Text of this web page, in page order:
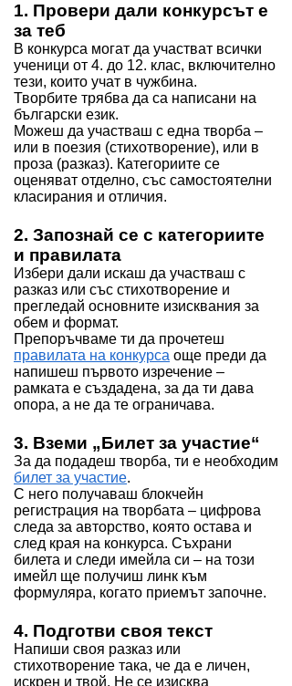
1. Провери дали конкурсът е
за теб
В конкурса могат да участват всички
ученици от 4. до 12. клас, включително
тези, които учат в чужбина.
Творбите трябва да са написани на
български език.
Можеш да участваш с една творба –
или в поезия (стихотворение), или в
проза (разказ). Категориите се
оценяват отделно, със самостоятелни
класирания и отличия.
2. Запознай се с категориите
и правилата
Избери дали искаш да участваш с
разказ или със стихотворение и
прегледай основните изисквания за
обем и формат.
Препоръчваме ти да прочетеш
правилата на конкурса още преди да
напишеш първото изречение –
рамката е създадена, за да ти дава
опора, а не да те ограничава.
3. Вземи „Билет за участие“
За да подадеш творба, ти е необходим
билет за участие.
С него получаваш блокчейн
регистрация на творбата – цифрова
следа за авторство, която остава и
след края на конкурса. Съхрани
билета и следи имейла си – на този
имейл ще получиш линк към
формуляра, когато приемът започне.
4. Подготви своя текст
Напиши своя разказ или
стихотворение така, че да е личен,
искрен и твой. Не се изисква